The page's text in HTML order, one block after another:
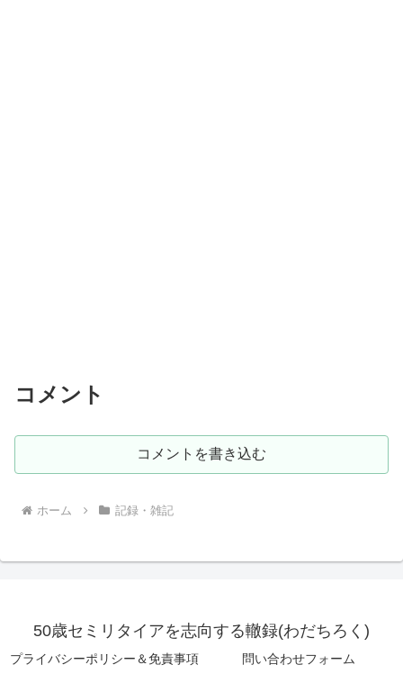
コメント
コメントを書き込む
ホーム 記録・雑記
50歳セミリタイアを志向する轍録(わだちろく)
プライバシーポリシー＆免責事項 問い合わせフォーム